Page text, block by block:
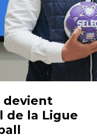
devient
de la Ligue